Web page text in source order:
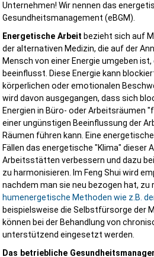
Unternehmen! Wir nennen das
Gesundheitsmanagement (eBGM).
Energetische Arbeit bezieht sich auf
der alternativen Medizin, die auf der
Mensch von einer Energie umgeben ist,
beeinflusst. Diese Energie kann
körperlichen oder emotionalen
wird davon ausgegangen, dass sich
Energien in Büro- oder Arbeitsräumen
einer ungünstigen Beeinflussung der
Räumen führen kann. Eine
Fällen das energetische "Klima" dieser
Arbeitsstätten verbessern und dazu
zu harmonisieren. Im Feng Shui wird
nachdem man sie neu bezogen hat, zu
humenergetische Methoden wie z.B.
beispielsweise die Selbstfürsorge der
können bei der Behandlung von
unterstützend eingesetzt werden.
Das betriebliche